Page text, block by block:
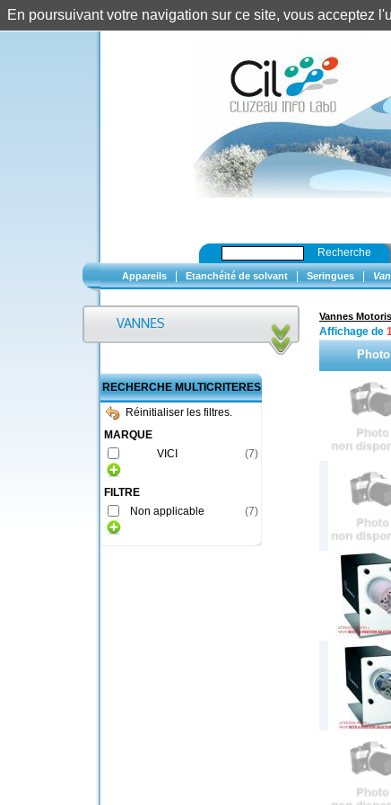
Recherche
Appareils Etanchéité de solvant Seringues
RECHERCHE MULTICRITERES
Réinitialiser les filtres.
MARQUE
VICI
(7)
FILTRE
Non applicable
(7)
Vannes
Affichage de
Photo
En poursuivant votre navigation sur ce site, vous